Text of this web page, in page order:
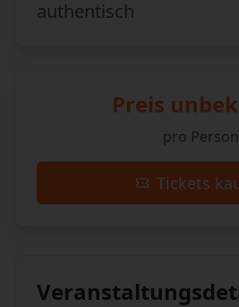
authentisch
Preis
pro Person
Tickets